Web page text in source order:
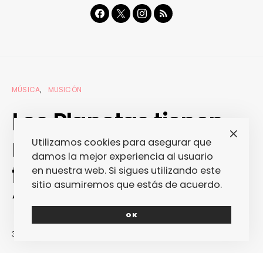
MÚSICA MUSICÓN
Los Planetas tienen
nuevo single: ¿a
favor o en contra de
“Espíritu Olímpico”?
30/01/2017
Utilizamos cookies para asegurar que
damos la mejor experiencia al usuario
en nuestra web. Si sigues utilizando este
sitio asumiremos que estás de acuerdo.
OK